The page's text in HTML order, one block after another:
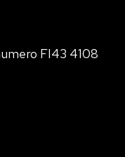
FI43 4108